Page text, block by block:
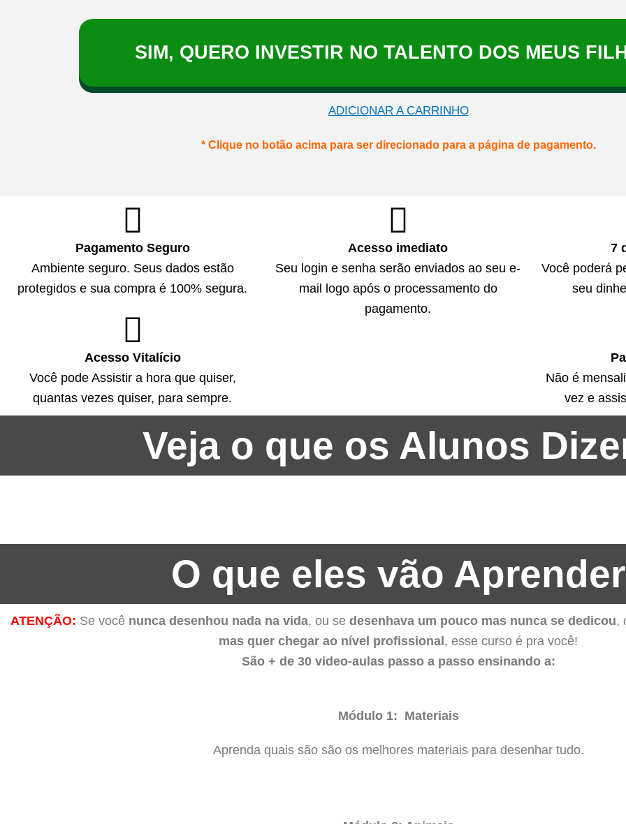
SIM, QUERO INVESTIR NO TALENTO DOS MEUS
ADICIONAR A CARRINHO
* Clique no botão acima para ser direcionado para a página de pagamento.
Pagamento Seguro
Ambiente seguro. Seus dados estão
protegidos e sua compra é 100% segura.
Acesso Vitalício
Você pode Assistir a hora que quiser,
quantas vezes quiser, para sempre.
Acesso imediato
Seu login e senha serão enviados ao seu e-
mail logo após o processamento do
pagamento.
7
Você poderá
seu
Não é
vez e
Veja o que os Alunos
O que eles vão Aprender
ATENÇÃO: Se você nunca desenhou nada na vida, ou se desenhava um pouco mas nunca se dedicou,
mas quer chegar ao nível profissional, esse curso é pra você!
São + de 30 video-aulas passo a passo ensinando a:
Módulo 1: Materiais
Aprenda quais são são os melhores materiais para desenhar tudo.